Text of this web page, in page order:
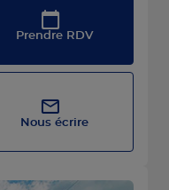
Prendre RDV
Nous écrire